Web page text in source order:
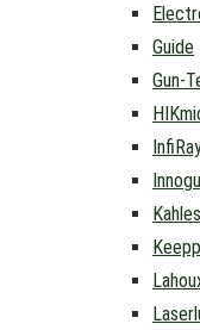
Guide
Gun-
Kahles